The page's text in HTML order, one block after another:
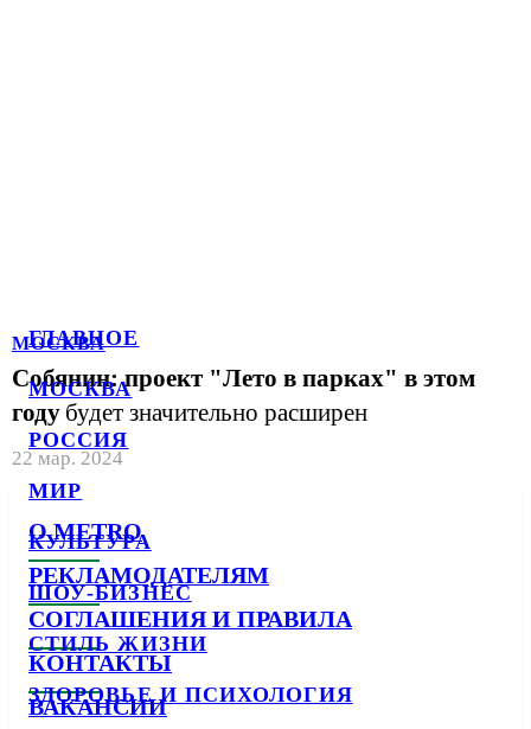
ГЛАВНОЕ
МОСКВА
РОССИЯ
МИР
КУЛЬТУРА
ШОУ-БИЗНЕС
СТИЛЬ ЖИЗНИ
ЗДОРОВЬЕ И ПСИХОЛОГИЯ
МОСКВА
Собянин: проект "Лето в парках" в этом
году будет значительно расширен
22 мар. 2024
О METRO
РЕКЛАМОДАТЕЛЯМ
СОГЛАШЕНИЯ И ПРАВИЛА
КОНТАКТЫ
ВАКАНСИИ